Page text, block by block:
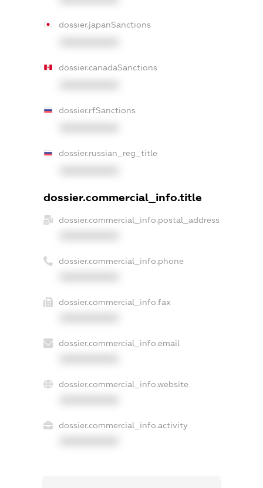
dossier.japanSanctions
dossier.canadaSanctions
dossier.rfSanctions
dossier.russian_reg_title
dossier.commercial_info.title
dossier.commercial_info.postal_address
dossier.commercial_info.phone
dossier.commercial_info.fax
dossier.commercial_info.email
dossier.commercial_info.website
dossier.commercial_info.activity